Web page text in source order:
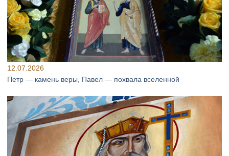
12.07.2026
Петр — камень веры, Павел — похвала вселенной